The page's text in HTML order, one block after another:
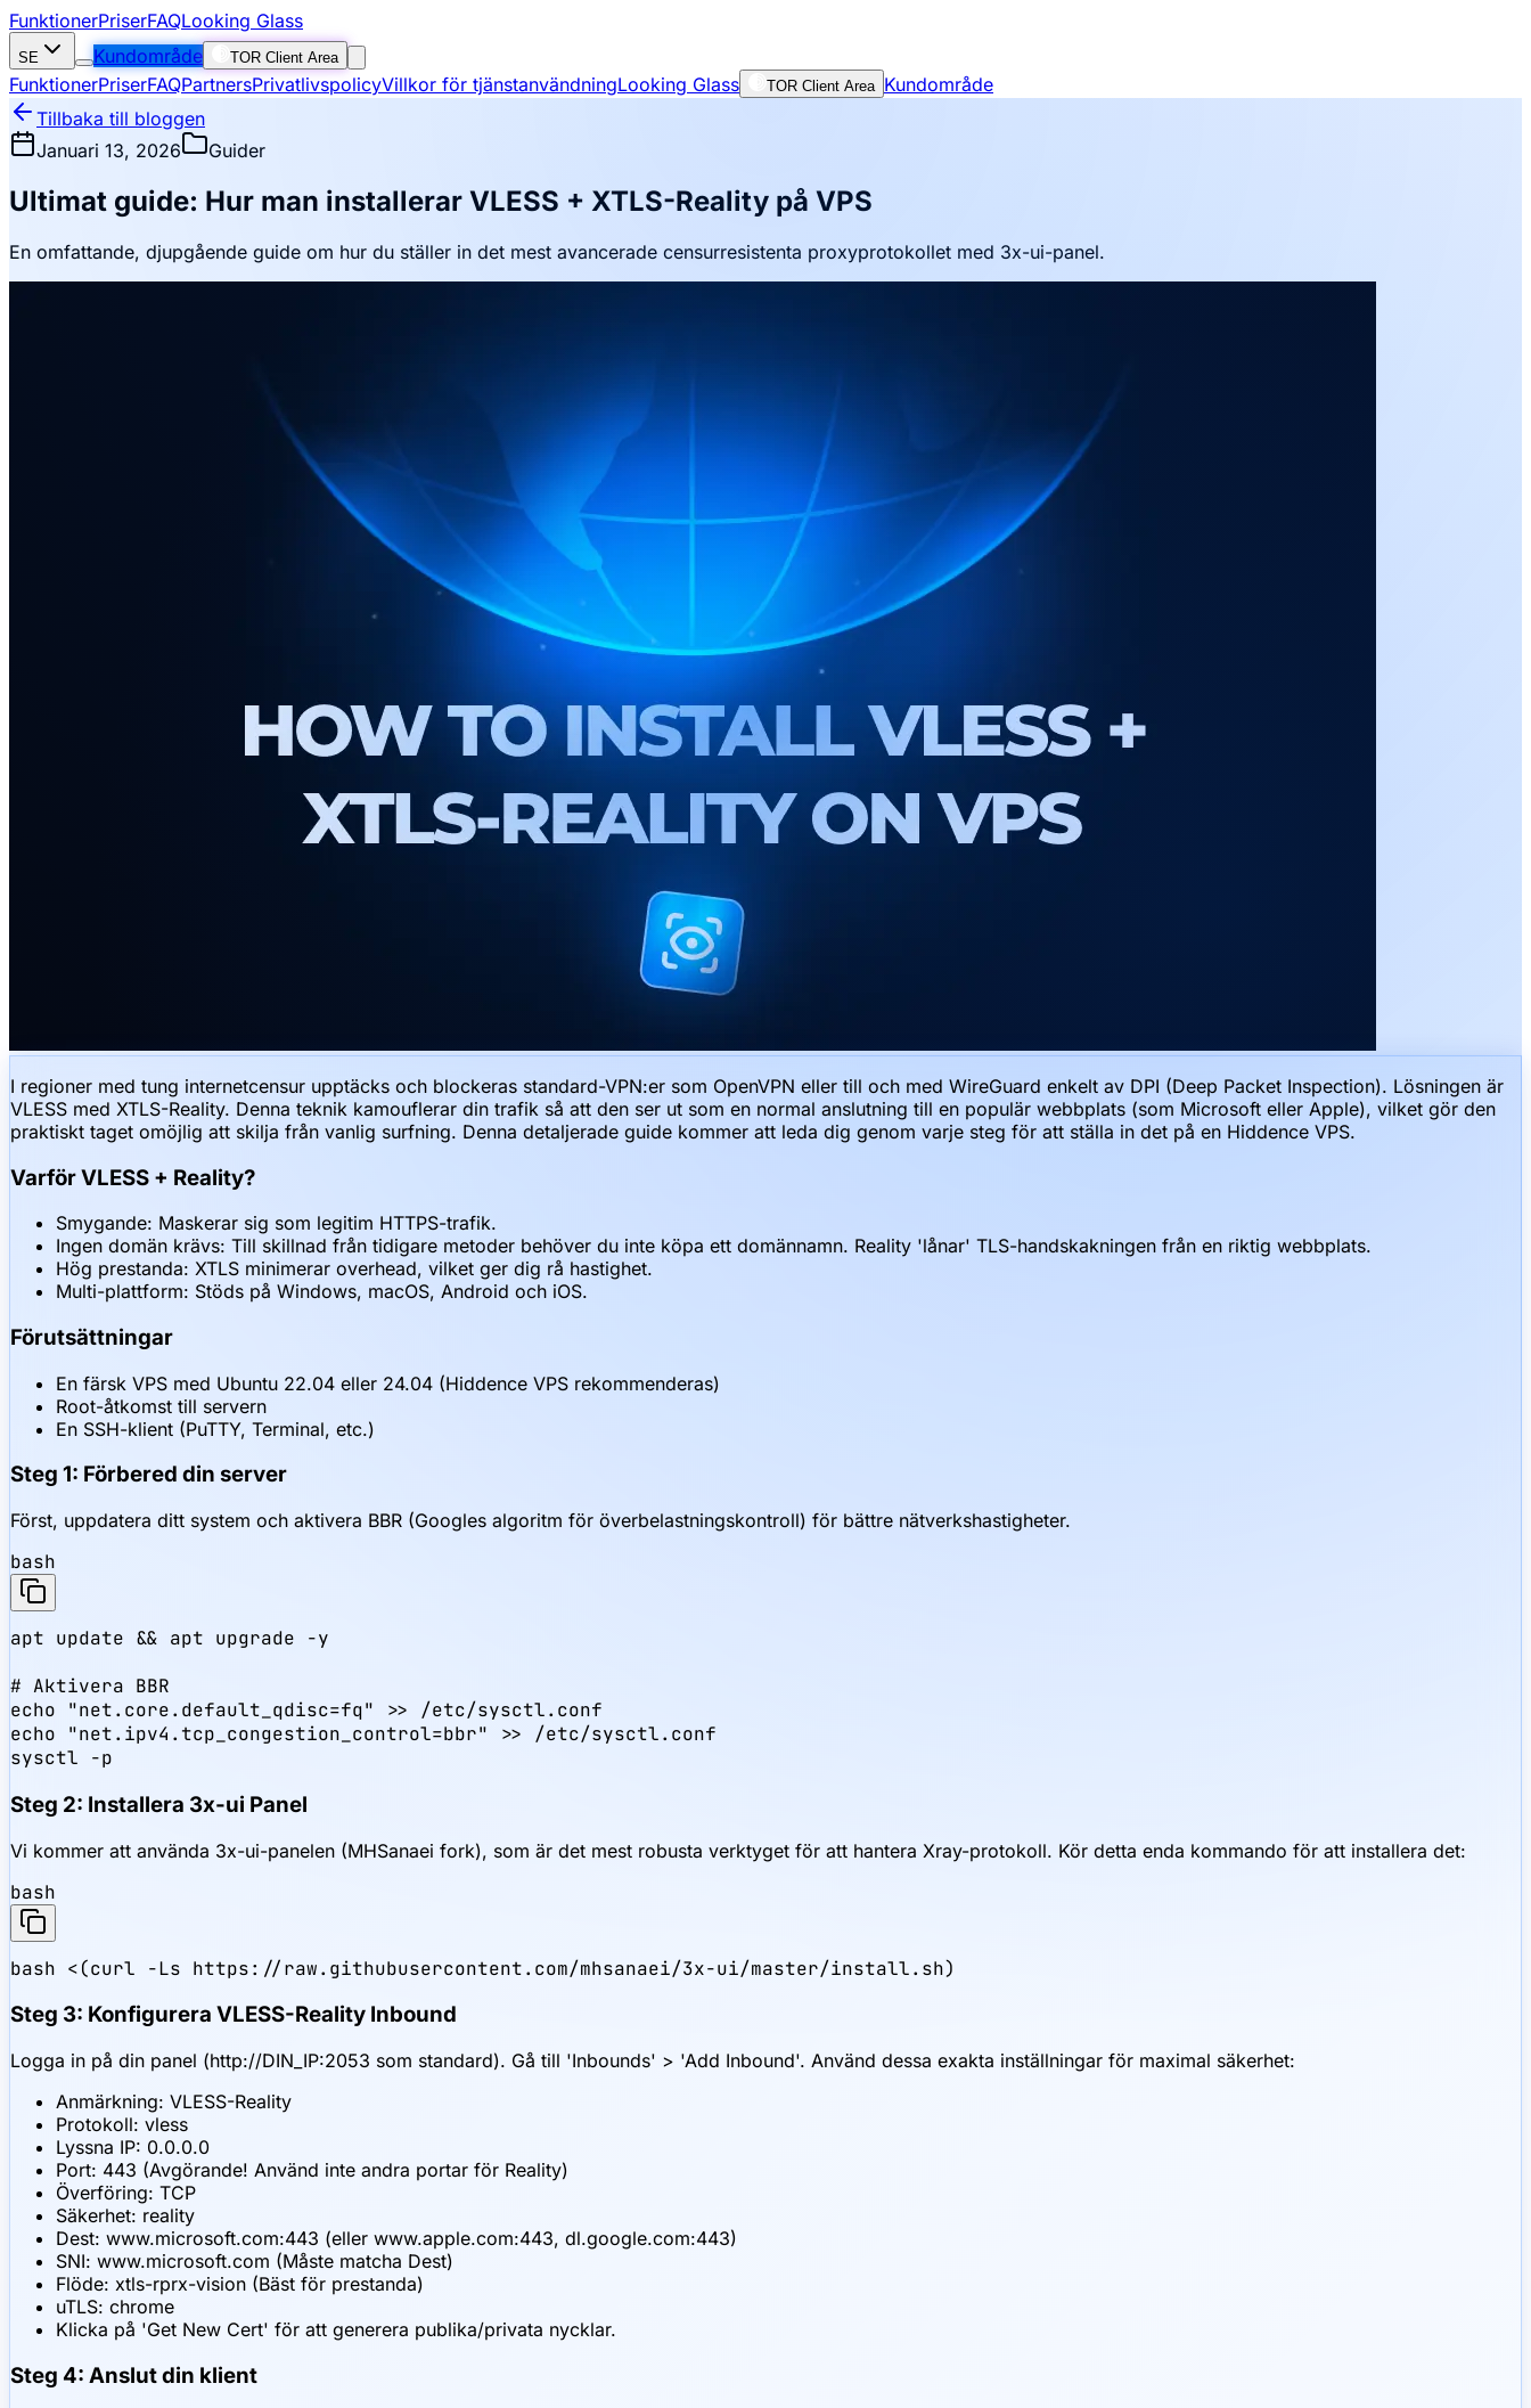
FunktionerPriserFAQLooking Glass
SE Kundområde TOR Client Area
FunktionerPriserFAQPartnersPrivatlivspolicyVillkor för tjänstanvändningLooking Glass TOR Client Area Kundområde
Tillbaka till bloggen
Januari 13, 2026
Guider
Ultimat guide: Hur man installerar VLESS + XTLS-Reality på VPS
En omfattande, djupgående guide om hur du ställer in det mest avancerade censurresistenta proxyprotokollet med 3x-ui-panel.
I regioner med tung internetcensur upptäcks och blockeras standard-VPN:er som OpenVPN eller till och med WireGuard enkelt av DPI (Deep Packet Inspection). Lösningen är
VLESS med XTLS-Reality. Denna teknik kamouflerar din trafik så att den ser ut som en normal anslutning till en populär webbplats (som Microsoft eller Apple), vilket gör den
praktiskt taget omöjlig att skilja från vanlig surfning. Denna detaljerade guide kommer att leda dig genom varje steg för att ställa in det på en Hiddence VPS.
Varför VLESS + Reality?
Smygande: Maskerar sig som legitim HTTPS-trafik.
Ingen domän krävs: Till skillnad från tidigare metoder behöver du inte köpa ett domännamn. Reality 'lånar' TLS-handskakningen från en riktig webbplats.
Hög prestanda: XTLS minimerar overhead, vilket ger dig rå hastighet.
Multi-plattform: Stöds på Windows, macOS, Android och iOS.
Förutsättningar
En färsk VPS med Ubuntu 22.04 eller 24.04 (Hiddence VPS rekommenderas)
Root-åtkomst till servern
En SSH-klient (PuTTY, Terminal, etc.)
Steg 1: Förbered din server
Först, uppdatera ditt system och aktivera BBR (Googles algoritm för överbelastningskontroll) för bättre nätverkshastigheter.
bash
apt update && apt upgrade -y
# Aktivera BBR
echo "net.core.default_qdisc=fq" >> /etc/sysctl.conf
echo "net.ipv4.tcp_congestion_control=bbr" >> /etc/sysctl.conf
sysctl -p
Steg 2: Installera 3x-ui Panel
Vi kommer att använda 3x-ui-panelen (MHSanaei fork), som är det mest robusta verktyget för att hantera Xray-protokoll. Kör detta enda kommando för att installera det:
bash
bash <(curl -Ls https://raw.githubusercontent.com/mhsanaei/3x-ui/master/install.sh)
Steg 3: Konfigurera VLESS-Reality Inbound
Logga in på din panel (http://DIN_IP:2053 som standard). Gå till 'Inbounds' > 'Add Inbound'. Använd dessa exakta inställningar för maximal säkerhet:
Anmärkning: VLESS-Reality
Protokoll: vless
Lyssna IP: 0.0.0.0
Port: 443 (Avgörande! Använd inte andra portar för Reality)
Överföring: TCP
Säkerhet: reality
Dest: www.microsoft.com:443 (eller www.apple.com:443, dl.google.com:443)
SNI: www.microsoft.com (Måste matcha Dest)
Flöde: xtls-rprx-vision (Bäst för prestanda)
uTLS: chrome
Klicka på 'Get New Cert' för att generera publika/privata nycklar.
Steg 4: Anslut din klient